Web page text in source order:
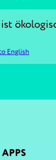
English
APPS